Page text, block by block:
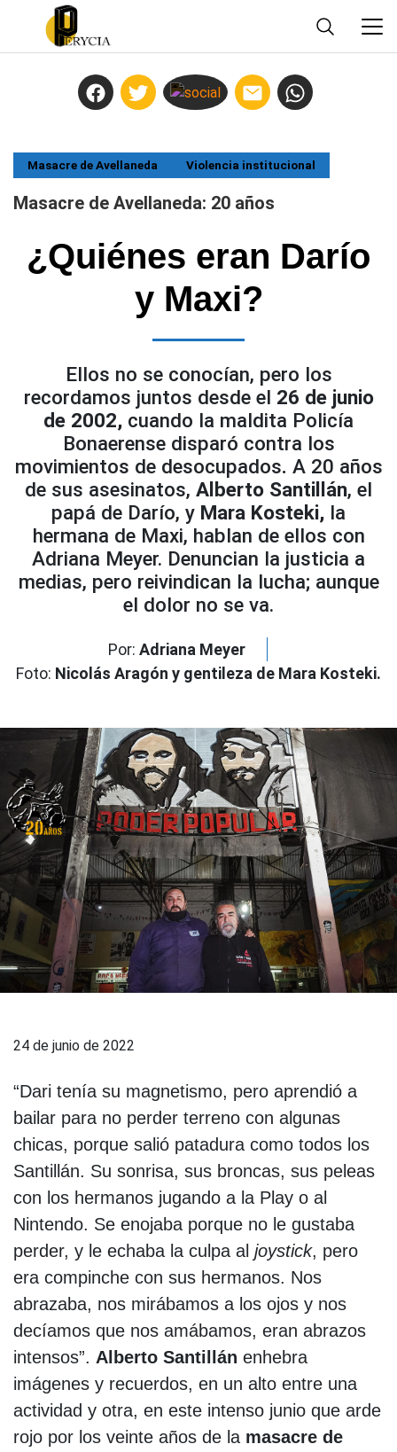
Masacre de Avellaneda Violencia institucional
Masacre de Avellaneda: 20 años
¿Quiénes eran Darío
y Maxi?
Ellos no se conocían, pero los
recordamos juntos desde el 26 de junio
de 2002, cuando la maldita Policía
Bonaerense disparó contra los
movimientos de desocupados. A 20 años
de sus asesinatos, Alberto Santillán, el
papá de Darío, y Mara Kosteki, la
hermana de Maxi, hablan de ellos con
Adriana Meyer. Denuncian la justicia a
medias, pero reivindican la lucha; aunque
el dolor no se va.
Por: Adriana Meyer
Foto: Nicolás Aragón y gentileza de Mara Kosteki.
24 de junio de 2022
“Dari tenía su magnetismo, pero aprendió a
bailar para no perder terreno con algunas
chicas, porque salió patadura como todos los
Santillán. Su sonrisa, sus broncas, sus peleas
con los hermanos jugando a la Play o al
Nintendo. Se enojaba porque no le gustaba
perder, y le echaba la culpa al joystick, pero
era compinche con sus hermanos. Nos
abrazaba, nos mirábamos a los ojos y nos
decíamos que nos amábamos, eran abrazos
intensos”. Alberto Santillán enhebra
imágenes y recuerdos, en un alto entre una
actividad y otra, en este intenso junio que arde
rojo por los veinte años de la masacre de